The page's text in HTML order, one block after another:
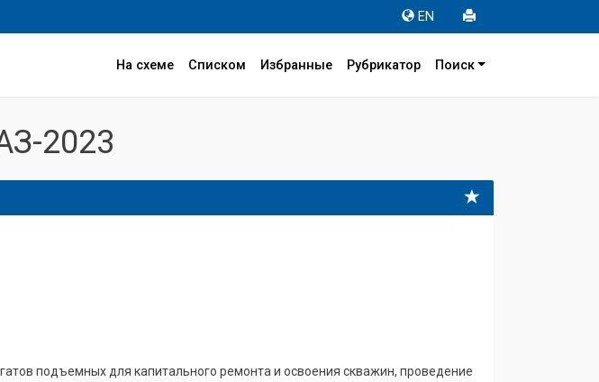
EN
На схеме Списком Избранные Рубрикатор Поиск
2023
подъемных для капитального ремонта и освоения скважин, проведение